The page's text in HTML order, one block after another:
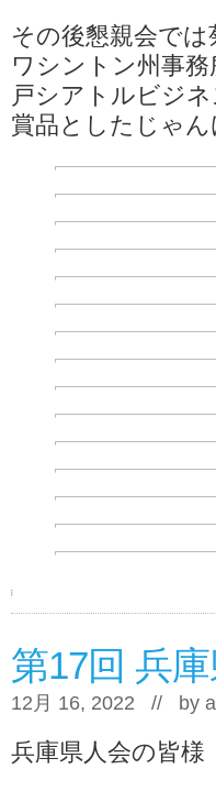
その後懇親会で
ワシントン州事
戸シアトルビジ
賞品としたじゃ
第17回 兵
12月 16, 2022 // by
兵庫県人会の皆様